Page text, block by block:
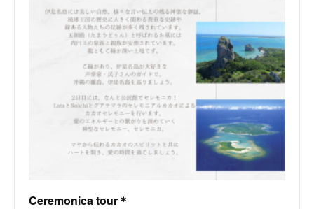
Ceremonica tour＊